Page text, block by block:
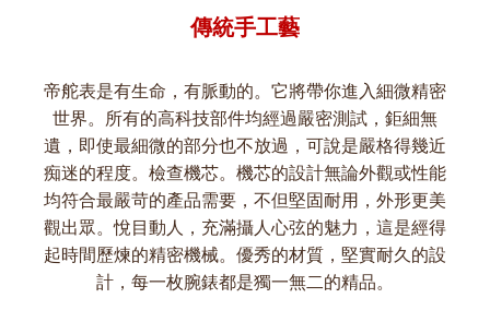
傳統手工藝
帝舵表是有生命，有脈動的。它將帶你進入細微精密
世界。所有的高科技部件均經過嚴密測試，鉅細無
遺，即使最細微的部分也不放過，可說是嚴格得幾近
痴迷的程度。檢查機芯。機芯的設計無論外觀或性能
均符合最嚴苛的產品需要，不但堅固耐用，外形更美
觀出眾。悅目動人，充滿攝人心弦的魅力，這是經得
起時間歷煉的精密機械。優秀的材質，堅實耐久的設
計，每一枚腕錶都是獨一無二的精品。